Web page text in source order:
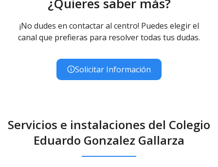
¡No dudes en contactar al centro! Puedes elegir el
canal que prefieras para resolver todas tus dudas.
Solicitar Información
Servicios e instalaciones del Colegio
Eduardo Gonzalez Gallarza